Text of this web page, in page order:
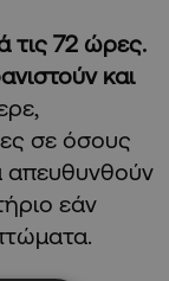
τις 72 ώρες.
και
σε όσους
απευθυνθούν
εάν